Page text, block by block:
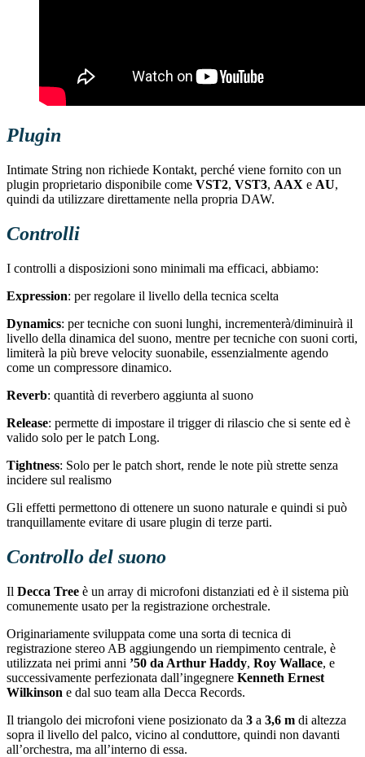
Plugin
Intimate String non richiede Kontakt, perché viene fornito con un
plugin proprietario disponibile come VST2, VST3, AAX e AU,
quindi da utilizzare direttamente nella propria DAW.
Controlli
I controlli a disposizioni sono minimali ma efficaci, abbiamo:
Expression: per regolare il livello della tecnica scelta
Dynamics: per tecniche con suoni lunghi, incrementerà/diminuirà il
livello della dinamica del suono, mentre per tecniche con suoni corti,
limiterà la più breve velocity suonabile, essenzialmente agendo
come un compressore dinamico.
Reverb: quantità di reverbero aggiunta al suono
Release: permette di impostare il trigger di rilascio che si sente ed è
valido solo per le patch Long.
Tightness: Solo per le patch short, rende le note più strette senza
incidere sul realismo
Gli effetti permettono di ottenere un suono naturale e quindi si può
tranquillamente evitare di usare plugin di terze parti.
Controllo del suono
Il Decca Tree è un array di microfoni distanziati ed è il sistema più
comunemente usato per la registrazione orchestrale.
Originariamente sviluppata come una sorta di tecnica di
registrazione stereo AB aggiungendo un riempimento centrale, è
utilizzata nei primi anni ’50 da Arthur Haddy, Roy Wallace, e
successivamente perfezionata dall’ingegnere Kenneth Ernest
Wilkinson e dal suo team alla Decca Records.
Il triangolo dei microfoni viene posizionato da 3 a 3,6 m di altezza
sopra il livello del palco, vicino al conduttore, quindi non davanti
all’orchestra, ma all’interno di essa.